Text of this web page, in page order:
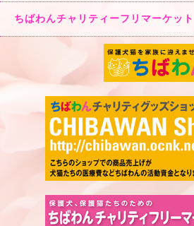
ちばわんチャリティーフリマーケット